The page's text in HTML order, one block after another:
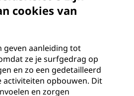
cookies van
geven aanleiding tot
ze je surfgedrag op
en zo een gedetailleerd
activiteiten opbouwen. Dit
en zorgen